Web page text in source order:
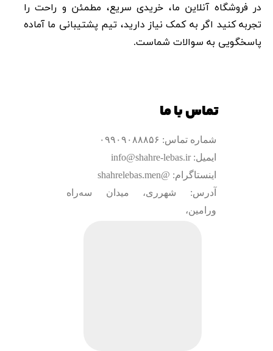
تماس با ما
شماره تماس: ۰۹۹۰۹۰۸۸۸۵۶
ایمیل: info@shahre-lebas.ir
اینستاگرام: @shahrelebas.men
آدرس: شهرری، میدان سه‌راه
ورامین،
در فروشگاه آنلاین ما، خریدی سریع، مطمئن و راحت را
تجربه کنید اگر به کمک نیاز دارید، تیم پشتیبانی ما آماده
پاسخگویی به سوالات شماست.​​​​​​​